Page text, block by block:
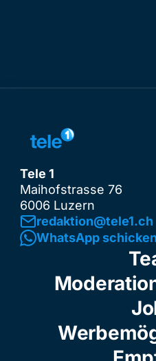
Tele 1
Maihofstrasse 76
6006 Luzern
redaktion@tele1.ch
WhatsApp schicken